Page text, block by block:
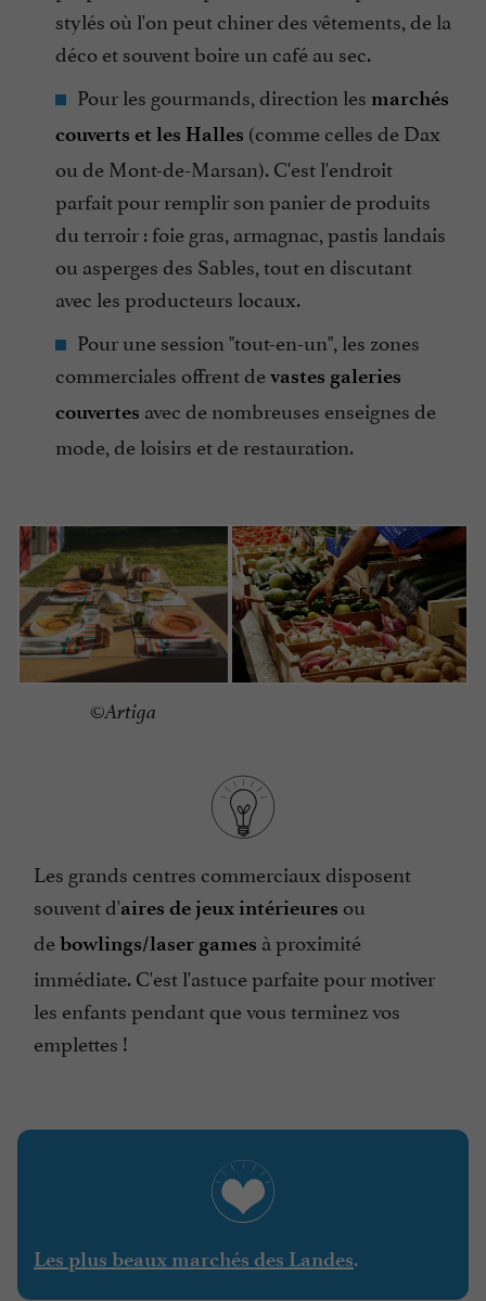
stylés où l'on peut chiner des vêtements, de la
déco et souvent boire un café au sec.
Pour les gourmands, direction les marchés
couverts et les Halles (comme celles de Dax
ou de Mont-de-Marsan). C'est l'endroit
parfait pour remplir son panier de produits
du terroir : foie gras, armagnac, pastis landais
ou asperges des Sables, tout en discutant
avec les producteurs locaux.
Pour une session "tout-en-un", les zones
commerciales offrent devastes galeries
couvertes avec de nombreuses enseignes de
mode, de loisirs et de restauration.
©Artiga
Les grands centres commerciaux disposent
souvent d'aires de jeux intérieures ou
debowlings/laser games à proximité
immédiate. C'est l'astuce parfaite pour motiver
les enfants pendant que vous terminez vos
emplettes !
Les plus beaux marchés des Landes.